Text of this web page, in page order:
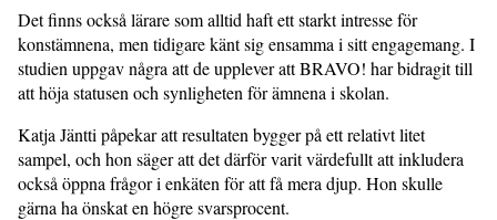
Det finns också lärare som alltid haft ett starkt intresse för
konstämnena, men tidigare känt sig ensamma i sitt engagemang. I
studien uppgav några att de upplever att BRAVO! har bidragit till
att höja statusen och synligheten för ämnena i skolan.
Katja Jäntti påpekar att resultaten bygger på ett relativt litet
sampel, och hon säger att det därför varit värdefullt att inkludera
också öppna frågor i enkäten för att få mera djup. Hon skulle
gärna ha önskat en högre svarsprocent.